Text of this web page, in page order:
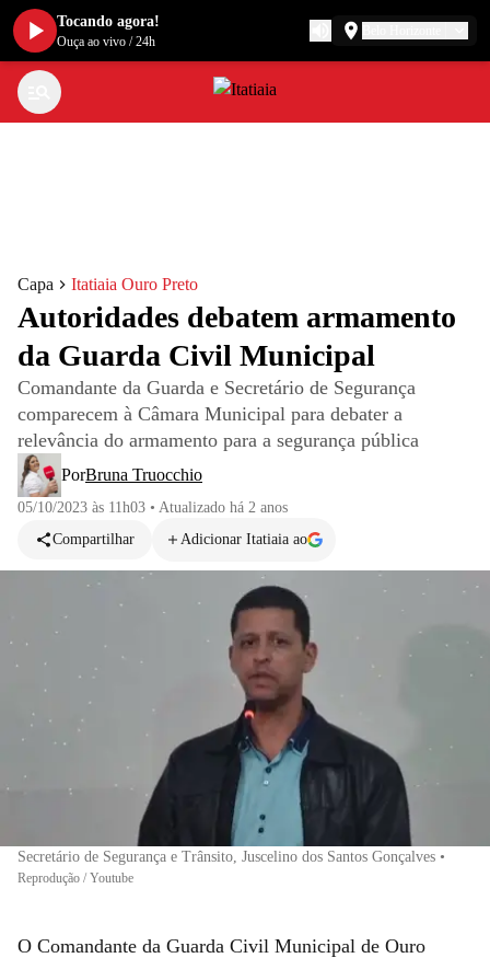
Capa Itatiaia Ouro Preto
Autoridades debatem armamento
da Guarda Civil Municipal
Comandante da Guarda e Secretário de Segurança
comparecem à Câmara Municipal para debater a
relevância do armamento para a segurança pública
PorBruna Truocchio
05/10/2023 às 11h03 • Atualizado há 2 anos
Compartilhar
Adicionar Itatiaia ao
Secretário de Segurança e Trânsito, Juscelino dos Santos Gonçalves •
Reprodução / Youtube
O Comandante da Guarda Civil Municipal de Ouro
Tocando agora!
Ouça ao vivo /24h